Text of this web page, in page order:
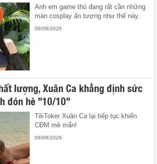
Anh em game thủ đang rất cần những
màn cosplay ấn tượng như thế này.
09/08/2026
lượng, Xuân Ca khẳng định sức
đón hè "10/10"
TikToker Xuân Ca lại tiếp tục khiến
CĐM mê mẩn!
09/08/2026